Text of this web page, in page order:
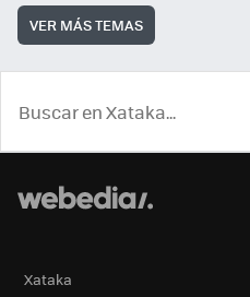
VER MÁS TEMAS
Xataka